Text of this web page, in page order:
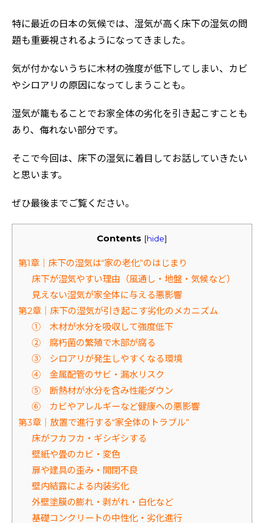
特に最近の日本の気候では、湿気が高く床下の湿気の問
題も重要視されるようになってきました。
気が付かないうちに木材の強度が低下してしまい、カビ
やシロアリの原因になってしまうことも。
湿気が籠もることでお家全体の劣化を引き起こすことも
あり、侮れない部分です。
そこで今回は、床下の湿気に着目してお話していきたい
と思います。
ぜひ最後までご覧ください。
Contents [hide]
第1章｜床下の湿気は“家の老化”のはじまり
床下が湿気やすい理由（風通し・地盤・気候など）
見えない湿気が家全体に与える悪影響
第2章｜床下の湿気が引き起こす劣化のメカニズム
① 木材が水分を吸収して強度低下
② 腐朽菌の繁殖で木部が腐る
③ シロアリが発生しやすくなる環境
④ 金属配管のサビ・漏水リスク
⑤ 断熱材が水分を含み性能ダウン
⑥ カビやアレルギーなど健康への悪影響
第3章｜放置で進行する“家全体のトラブル”
床がフカフカ・ギシギシする
壁紙や畳のカビ・変色
扉や建具の歪み・開閉不良
壁内結露による内装劣化
外壁塗膜の膨れ・剥がれ・白化など
基礎コンクリートの中性化・劣化進行